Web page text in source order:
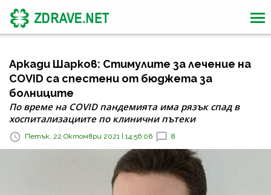
Аркади Шарков: Стимулите за лечение на
COVID са спестени от бюджета за
болниците
По време на COVID пандемията има рязък спад в
хоспитализациите по клинични пътеки
Петък, 22 Октомври 2021 | 14:56:06 8